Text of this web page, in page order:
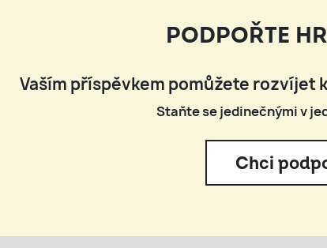
PODPOŘTE
Vaším příspěvkem pomůžete rozvíjet
Staňte se jedinečnými v
Chci